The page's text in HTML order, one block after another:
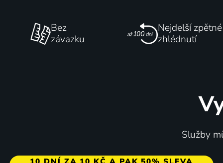
Bez
závazku
Nejdelší zpětné
zhlédnutí
Služby